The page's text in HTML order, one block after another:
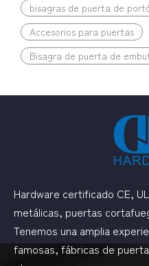
bisagras de puerta de
Accesorios para puertas
Bisagra de puerta de
Hardware certificado CE,
metálicas, puertas
Tenemos una amplia
famosas, fábricas de